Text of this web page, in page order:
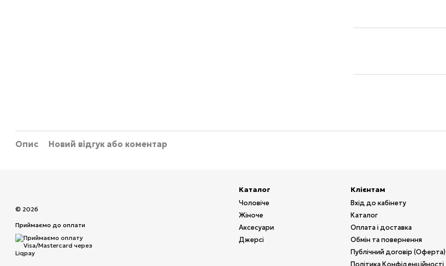
Опис Новий відгук або коментар
© 2026
Приймаємо до оплати
Каталог
Чоловіче
Жіноче
Аксесуари
Джерсі
Клієнтам
Вхід до кабінету
Каталог
Оплата і доставка
Обмін та повернення
Публічний договір (Оферта)
Політика Конфіденційності